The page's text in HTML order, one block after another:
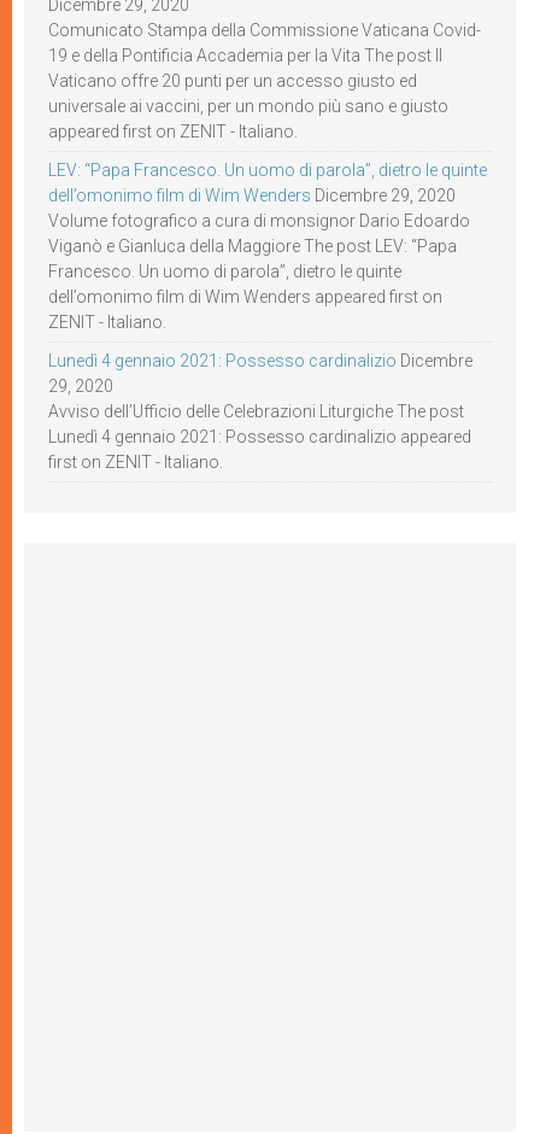
Dicembre 29, 2020
Comunicato Stampa della Commissione Vaticana Covid-
19 e della Pontificia Accademia per la Vita The post Il
Vaticano offre 20 punti per un accesso giusto ed
universale ai vaccini, per un mondo più sano e giusto
appeared first on ZENIT - Italiano.
LEV: “Papa Francesco. Un uomo di parola”, dietro le quinte
dell’omonimo film di Wim Wenders Dicembre 29, 2020
Volume fotografico a cura di monsignor Dario Edoardo
Viganò e Gianluca della Maggiore The post LEV: “Papa
Francesco. Un uomo di parola”, dietro le quinte
dell’omonimo film di Wim Wenders appeared first on
ZENIT - Italiano.
Lunedì 4 gennaio 2021: Possesso cardinalizio Dicembre
29, 2020
Avviso dell’Ufficio delle Celebrazioni Liturgiche The post
Lunedì 4 gennaio 2021: Possesso cardinalizio appeared
first on ZENIT - Italiano.